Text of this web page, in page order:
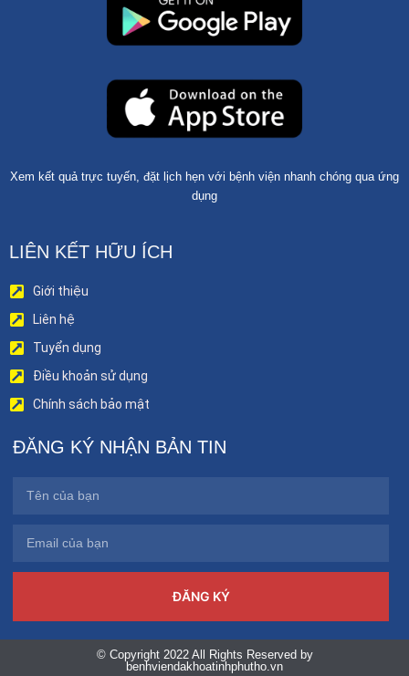
Xem kết quả trực tuyến, đặt lịch hẹn với bệnh viện nhanh chóng qua ứng
dụng
LIÊN KẾT HỮU ÍCH
Giới thiệu
Liên hệ
Tuyển dụng
Điều khoản sử dụng
Chính sách bảo mật
ĐĂNG KÝ NHẬN BẢN TIN
ĐĂNG KÝ
© Copyright 2022 All Rights Reserved by
benhviendakhoatinhphutho.vn